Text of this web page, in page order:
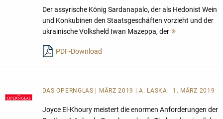
Der assyrische König Sardanapalo, der als Hedonist Wein
und Konkubinen den Staatsgeschäften vorzieht und der
ukrainische Volksheld Iwan Mazeppa, der
PDF-Download
DAS OPERNGLAS | MÄRZ 2019 | A. LASKA | 1. MÄRZ 2019
Joyce El-Khoury meistert die enormen Anforderungen der